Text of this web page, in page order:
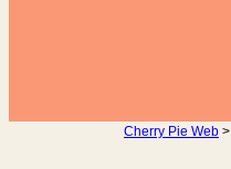
Cherry Pie Web >